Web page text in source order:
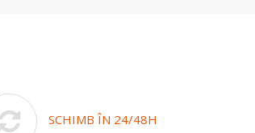
SCHIMB ÎN 24/48H